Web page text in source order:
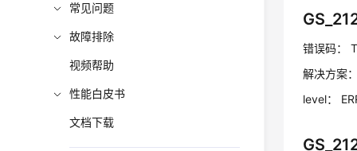
常见问题
故障排除
视频帮助
性能白皮书
文档下载
错误码：
解决方案
level：